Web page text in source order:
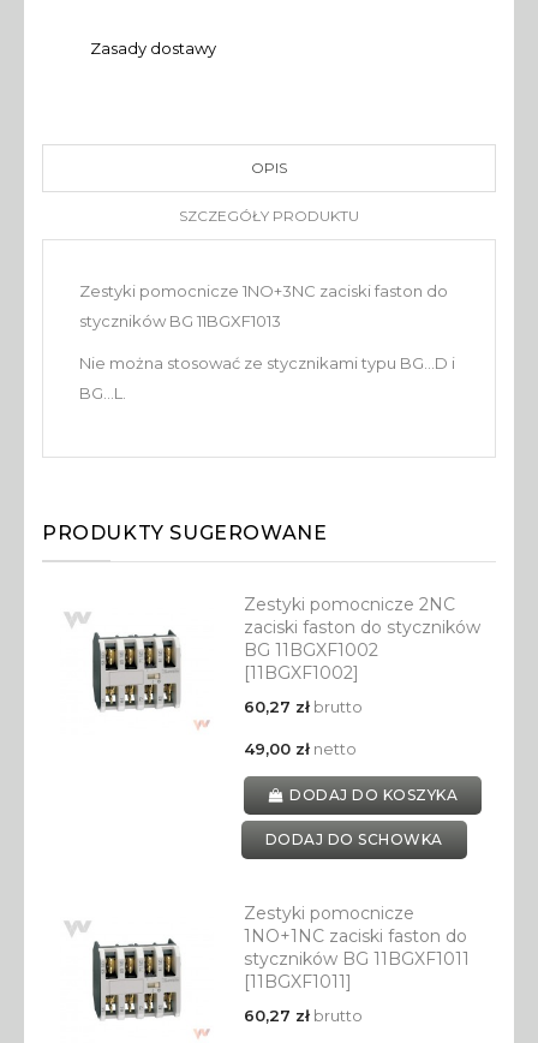
Zasady dostawy
OPIS
SZCZEGÓŁY PRODUKTU
Zestyki pomocnicze 1NO+3NC zaciski faston do
styczników BG 11BGXF1013
Nie można stosować ze stycznikami typu BG...D i
BG...L.
PRODUKTY SUGEROWANE
Zestyki pomocnicze 2NC
zaciski faston do styczników
BG 11BGXF1002
[11BGXF1002]
60,27 złbrutto
49,00 złnetto
DODAJ DO KOSZYKA
DODAJ DO SCHOWKA
Zestyki pomocnicze
1NO+1NC zaciski faston do
styczników BG 11BGXF1011
[11BGXF1011]
60,27 złbrutto